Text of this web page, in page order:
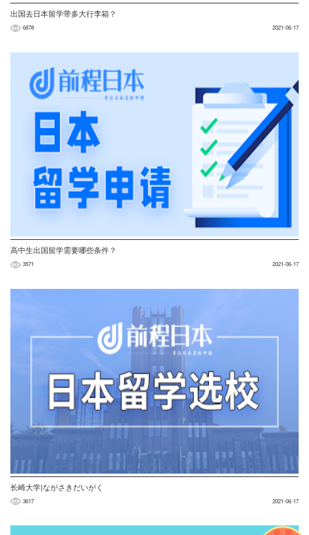
出国去日本留学带多大行李箱？
6878 2021-06-17
高中生出国留学需要哪些条件？
3571 2021-06-17
长崎大学|ながさきだいがく
3617 2021-06-17